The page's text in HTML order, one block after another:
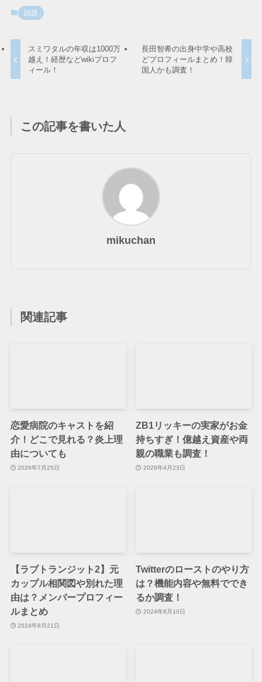
話題
スミワタルの年収は1000万
越え！経歴などwikiプロフ
ィール！
長田智希の出身中学や高校
どプロフィールまとめ！韓
国人かも調査！
この記事を書いた人
mikuchan
関連記事
恋愛病院のキャストを紹
介！どこで見れる？炎上理
由についても
2026年7月25日
ZB1リッキーの実家がお金
持ちすぎ！億越え資産や両
親の職業も調査！
2026年4月23日
【ラブトランジット2】元
カップル相関図や別れた理
由は？メンバープロフィー
ルまとめ
2024年8月21日
Twitterのローストのやり方
は？機能内容や無料ででき
るか調査！
2024年8月10日